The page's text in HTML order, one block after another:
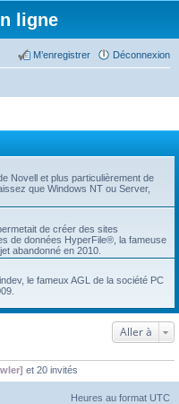
ligne
Déconnexion
M’enregistrer
Novell et plus particulièrement de
que Windows NT ou Server,
de créer des sites
de données HyperFile®, la fameuse
abandonné en 2010.
le fameux AGL de la société PC
Aller à
et 20 invités
Heures au format UTC